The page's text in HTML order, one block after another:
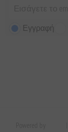
Εγγραφή